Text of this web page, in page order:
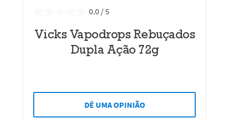
0.0
Vicks Vapodrops Rebuçados
Dupla Ação 72g
DÊ UMA OPINIÃO